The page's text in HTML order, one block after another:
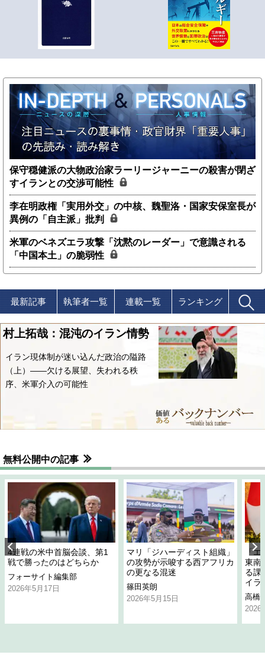
保守穏健派の大物政治家ラーリージャーニーの殺害が閉ざ
すイランとの交渉可能性
李在明政権「実用外交」の中核、魏聖洛・国家安保室長が
異例の「自主派」批判
米軍のベネズエラ攻撃「沈黙のレーダー」で意識される
「中国本土」の脆弱性
最新記事 執筆者一覧 連載一覧 ランキング
村上拓哉：混沌のイラン情勢
イラン現体制が迷い込んだ政治の隘路
（上）――欠ける展望、失われる秩
序、米軍介入の可能性
無料公開中の記事
4連戦の米中首脳会談、第1
戦で勝ったのはどちらか
フォーサイト編集部
2026年5月17日
マリ「ジハーディスト組織」
の攻勢が示唆する西アフリカ
の更なる混迷
篠田英朗
2026年5月15日
「
東南
る課
イラ
高橋
2026